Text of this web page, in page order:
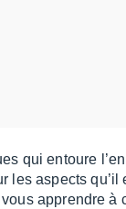
qui entoure
les aspects qu’il
apprendre à